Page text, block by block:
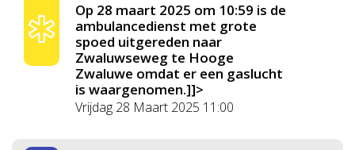
Op 28 maart 2025 om 10:59 is de
ambulancedienst met grote
spoed uitgereden naar
Zwaluwseweg te Hooge
Zwaluwe omdat er een gaslucht
is waargenomen.]]>
Vrijdag 28 Maart 2025 11:00